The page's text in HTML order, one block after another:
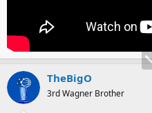
TheBigO
3rd Wagner Brother